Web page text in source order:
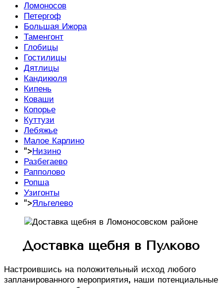
Ломоносов
Петергоф
Большая Ижора
Таменгонт
Глобицы
Гостилицы
Дятлицы
Кандикюля
Кипень
Коваши
Копорье
Куттузи
Лебяжье
Малое Карлино
">Низино
Разбегаево
Рапполово
Ропша
Узигонты
">Яльгелево
Доставка щебня в Пулково
Настроившись на положительный исход любого
запланированного мероприятия, наши потенциальные